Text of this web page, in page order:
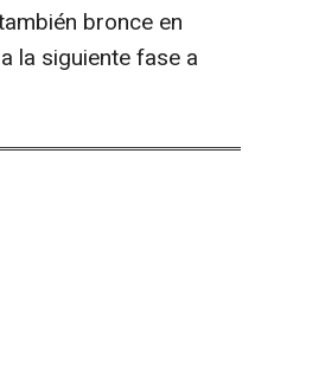
bronce en
la siguiente fase a